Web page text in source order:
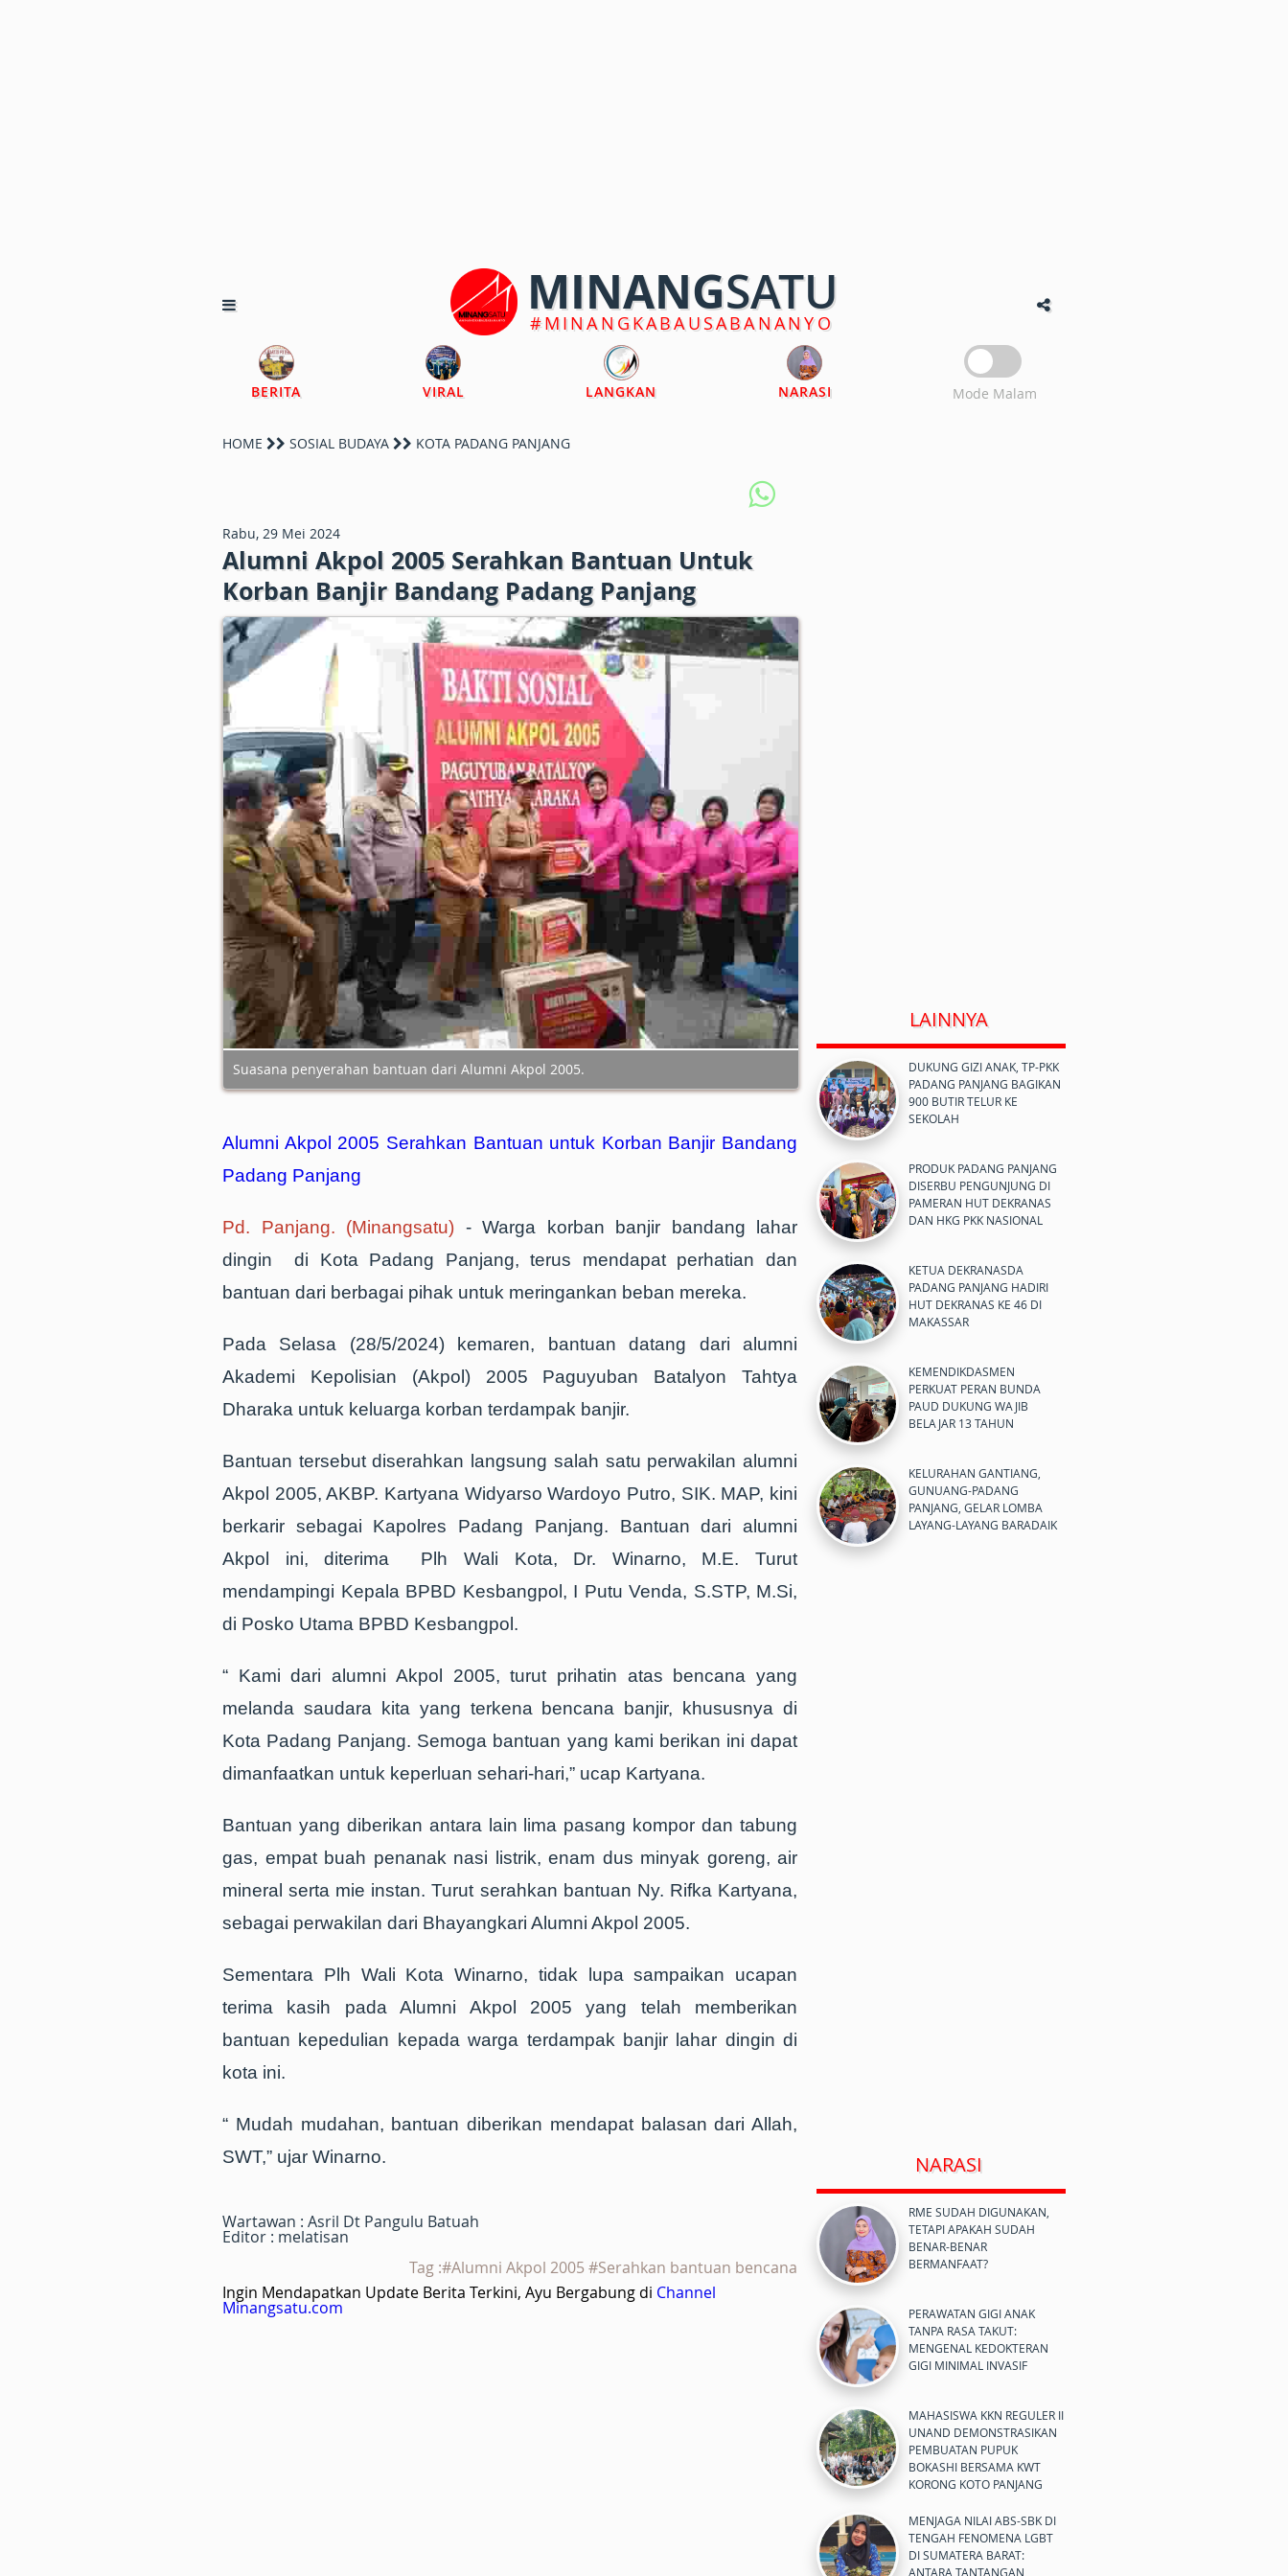
MINANGSATU
#MINANGKABAUSABANANYO
BERITA VIRAL LANGKAN NARASI Mode Malam
HOME SOSIAL BUDAYA KOTA PADANG PANJANG
Rabu, 29 Mei 2024
Alumni Akpol 2005 Serahkan Bantuan Untuk
Korban Banjir Bandang Padang Panjang
Suasana penyerahan bantuan dari Alumni Akpol 2005.
Alumni Akpol 2005 Serahkan Bantuan untuk Korban Banjir Bandang
Padang Panjang
Pd. Panjang. (Minangsatu) - Warga korban banjir bandang lahar
dingin di Kota Padang Panjang, terus mendapat perhatian dan
bantuan dari berbagai pihak untuk meringankan beban mereka.
Pada Selasa (28/5/2024) kemaren, bantuan datang dari alumni
Akademi Kepolisian (Akpol) 2005 Paguyuban Batalyon Tahtya
Dharaka untuk keluarga korban terdampak banjir.
Bantuan tersebut diserahkan langsung salah satu perwakilan alumni
Akpol 2005, AKBP. Kartyana Widyarso Wardoyo Putro, SIK. MAP, kini
berkarir sebagai Kapolres Padang Panjang. Bantuan dari alumni
Akpol ini, diterima Plh Wali Kota, Dr. Winarno, M.E. Turut
mendampingi Kepala BPBD Kesbangpol, I Putu Venda, S.STP, M.Si,
di Posko Utama BPBD Kesbangpol.
“ Kami dari alumni Akpol 2005, turut prihatin atas bencana yang
melanda saudara kita yang terkena bencana banjir, khususnya di
Kota Padang Panjang. Semoga bantuan yang kami berikan ini dapat
dimanfaatkan untuk keperluan sehari-hari,” ucap Kartyana.
Bantuan yang diberikan antara lain lima pasang kompor dan tabung
gas, empat buah penanak nasi listrik, enam dus minyak goreng, air
mineral serta mie instan. Turut serahkan bantuan Ny. Rifka Kartyana,
sebagai perwakilan dari Bhayangkari Alumni Akpol 2005.
Sementara Plh Wali Kota Winarno, tidak lupa sampaikan ucapan
terima kasih pada Alumni Akpol 2005 yang telah memberikan
bantuan kepedulian kepada warga terdampak banjir lahar dingin di
kota ini.
“ Mudah mudahan, bantuan diberikan mendapat balasan dari Allah,
SWT,” ujar Winarno.
Wartawan : Asril Dt Pangulu Batuah
Editor : melatisan
Tag :#Alumni Akpol 2005 #Serahkan bantuan bencana
Ingin Mendapatkan Update Berita Terkini, Ayu Bergabung di Channel
Minangsatu.com
LAINNYA
DUKUNG GIZI ANAK, TP-PKK
PADANG PANJANG BAGIKAN
900 BUTIR TELUR KE
SEKOLAH
PRODUK PADANG PANJANG
DISERBU PENGUNJUNG DI
PAMERAN HUT DEKRANAS
DAN HKG PKK NASIONAL
KETUA DEKRANASDA
PADANG PANJANG HADIRI
HUT DEKRANAS KE 46 DI
MAKASSAR
KEMENDIKDASMEN
PERKUAT PERAN BUNDA
PAUD DUKUNG WAJIB
BELAJAR 13 TAHUN
KELURAHAN GANTIANG,
GUNUANG-PADANG
PANJANG, GELAR LOMBA
LAYANG-LAYANG BARADAIK
NARASI
RME SUDAH DIGUNAKAN,
TETAPI APAKAH SUDAH
BENAR-BENAR
BERMANFAAT?
PERAWATAN GIGI ANAK
TANPA RASA TAKUT:
MENGENAL KEDOKTERAN
GIGI MINIMAL INVASIF
MAHASISWA KKN REGULER II
UNAND DEMONSTRASIKAN
PEMBUATAN PUPUK
BOKASHI BERSAMA KWT
KORONG KOTO PANJANG
MENJAGA NILAI ABS-SBK DI
TENGAH FENOMENA LGBT
DI SUMATERA BARAT:
ANTARA TANTANGAN